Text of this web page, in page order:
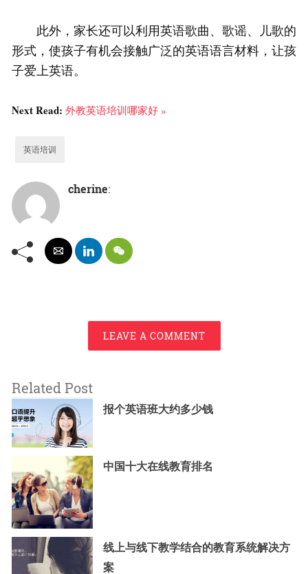
此外，家长还可以利用英语歌曲、歌谣、儿歌的
形式，使孩子有机会接触广泛的英语语言材料，让孩
子爱上英语。
Next Read: 外教英语培训哪家好 »
英语培训
cherine:
LEAVE A COMMENT
Related Post
报个英语班大约多少钱
中国十大在线教育排名
线上与线下教学结合的教育系统解决方
案